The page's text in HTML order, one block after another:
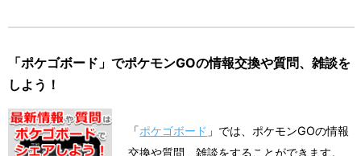
「ポケゴボード」でポケモンGOの情報交換や質問、雑談を
しよう！
「ポケゴボード 」では、ポケモンGOの情報
交換や質問、雑談をすることができます。